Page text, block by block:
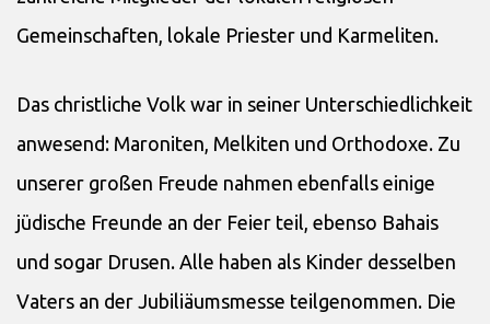
Gemeinschaften, lokale Priester und Karmeliten.
Das christliche Volk war in seiner Unterschiedlichkeit
anwesend: Maroniten, Melkiten und Orthodoxe. Zu
unserer großen Freude nahmen ebenfalls einige
jüdische Freunde an der Feier teil, ebenso Bahais
und sogar Drusen. Alle haben als Kinder desselben
Vaters an der Jubiliäumsmesse teilgenommen. Die